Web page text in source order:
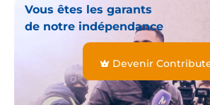
Vous êtes les garants
de notre indépendance
Devenir